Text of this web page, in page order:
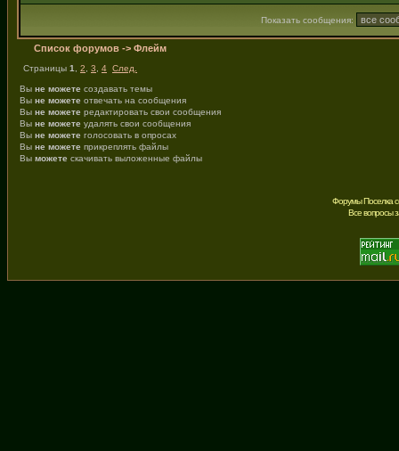
Показать сообщения:
Список форумов -> Флейм
Страницы 1 2 3 4 След.
Вы не можете создавать темы
Вы не можете отвечать на сообщения
Вы не можете редактировать свои сообщения
Вы не можете удалять свои сообщения
Вы не можете голосовать в опросах
Вы не можете прикреплять файлы
Вы можете скачивать выложенные файлы
Форумы Поселка
Все вопросы